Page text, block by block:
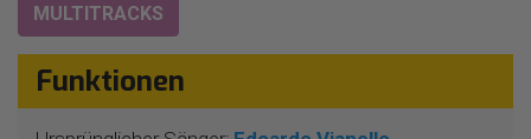
MULTITRACKS
Funktionen